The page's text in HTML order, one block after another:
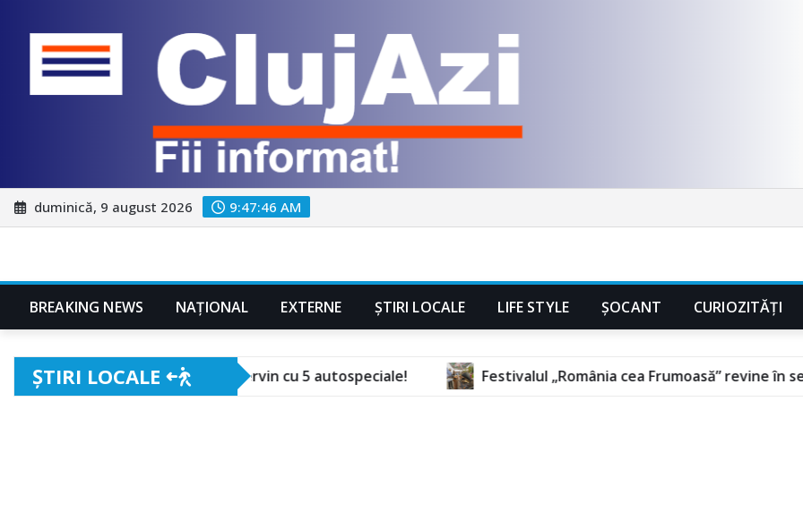
Skip
to
duminică, 9 august 2026 9:47:48 AM
BREAKING NEWS NAŢIONAL EXTERNE ȘTIRI LOCALE LIFE STYLE ȘOCANT CURIOZITĂȚI
ȘTIRI LOCALE
Pompierii intervin cu 5 autospeciale! Festivalul „România cea Frumoasă” revine în septembrie, la Florești